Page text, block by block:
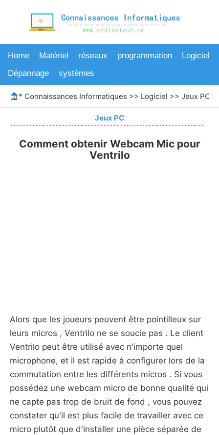
Home Matériel réseaux programmation
Logiciel
Dépannage
systèmes
* Connaissances Informatiques >> Logiciel >> Jeux PC
Jeux PC
Comment obtenir Webcam Mic pour
Ventrilo
Alors que les joueurs peuvent être pointilleux sur
leurs micros , Ventrilo ne se soucie pas . Le client
Ventrilo peut être utilisé avec n'importe quel
microphone, et il est rapide à configurer lors de la
commutation entre les différents micros . Si vous
possédez une webcam micro de bonne qualité qui
ne capte pas trop de bruit de fond , vous pouvez
constater qu'il est plus facile de travailler avec ce
micro plutôt que d'installer une pièce séparée de